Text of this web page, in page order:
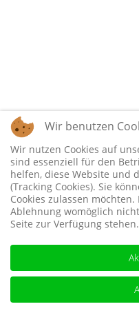
Wir benutzen
Wir nutzen Cookies auf
sind essenziell für den
helfen, diese Website und
(Tracking Cookies). Sie
Cookies zulassen
Ablehnung womöglich
Seite zur Verfügung stehen.